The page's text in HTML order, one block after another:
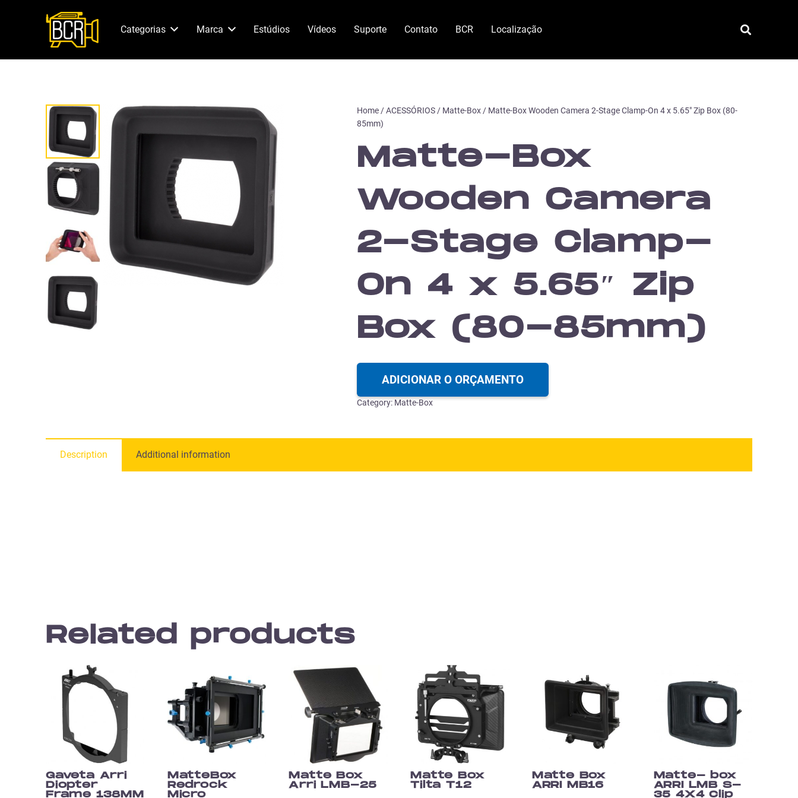
Categorias Marca Estúdios Vídeos Suporte Contato BCR Localização
Home/ACESSÓRIOS/ Matte-Box/ Matte-Box Wooden Camera 2-Stage Clamp-On 4 x 5.65″ Zip Box (80-
85mm)
Matte-Box
Wooden Camera
2-Stage Clamp-
On 4 x 5.65″ Zip
Box (80-85mm)
ADICIONAR O ORÇAMENTO
Category: Matte-Box
Description Additional information
Related products
Gaveta Arri
Diopter
Frame 138MM
MatteBox
Redrock
Micro
Matte Box
Arri LMB-25
Matte Box
Tilta T12
Matte Box
ARRI MB16
Matte- box
ARRI LMB S-
35 4X4 Clip